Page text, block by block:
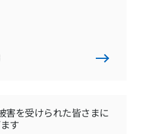
害を受けられた皆さまに
す